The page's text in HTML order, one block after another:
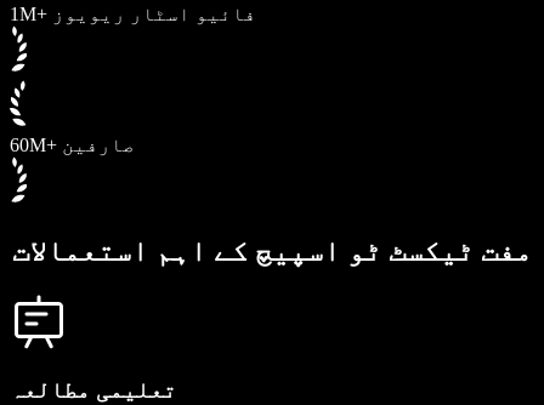
1M+ فائیو اسٹار ریویوز
60M+ صارفین
مفت ٹیکسٹ ٹو اسپیچ کے اہم استعمالات
تعلیمی مطالعہ